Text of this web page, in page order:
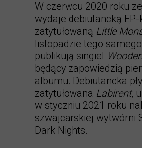
W czerwcu 2020 roku
wydaje debiutancką EP-
zatytułowaną Little
listopadzie tego
publikują singiel
będący zapowiedzią
albumu. Debiutancka
zatytułowana Labirent,
w styczniu 2021 roku
szwajcarskiej wytwórni
Dark Nights.